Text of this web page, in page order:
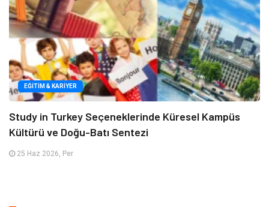
EĞITIM & KARIYER
Study in Turkey Seçeneklerinde Küresel Kampüs
Kültürü ve Doğu-Batı Sentezi
25 Haz 2026, Per